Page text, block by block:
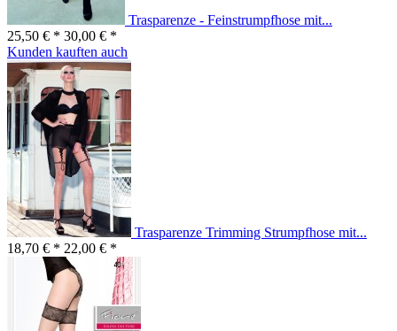
Trasparenze - Feinstrumpfhose mit...
25,50 € * 30,00 € *
Kunden kauften auch
Trasparenze Trimming Strumpfhose mit...
18,70 € * 22,00 € *